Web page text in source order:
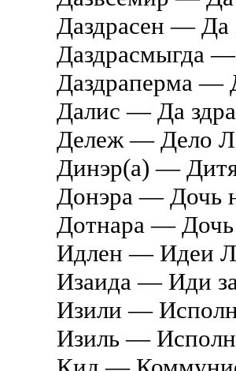
Даздрасен — Да
Даздрасмыгда —
Даздраперма —
Далис — Да
Дележ — Дело
Динэр(а) —
Донэра — Дочь
Дотнара — Дочь
Идлен — Идеи
Изаида — Иди
Изили —
Изиль —